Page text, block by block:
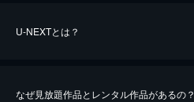
U-NEXTとは？
なぜ見放題作品とレンタル作品があるの？